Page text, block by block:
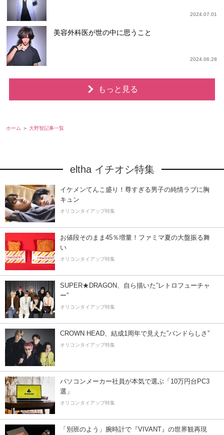
2024.07.01
美容外科医が世の中に思うこと
2024.06.28
もっと見る
ホーム 大野智記事一覧
eltha イチオシ特集
イケメンてんこ盛り！尊すぎる男子の純情ラブに胸
キュン
オリコンタイアップ特集
お値段そのまま45％増量！ファミマ夏の大盤振る舞
い
オリコンタイアップ特集
SUPER★DRAGON、自ら描いた”レトロフューチャ
ー”
オリコンタイアップ特集
CROWN HEAD、結成1周年で見えた”バンドらしさ”
オリコンタイアップ特集
パソコンメーカー社員が本気で選ぶ「10万円台PC3
選」
オリコンタイアップ特集
「別班のよう」腕時計で『VIVANT』の世界観再現